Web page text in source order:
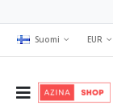
Suomi EUR